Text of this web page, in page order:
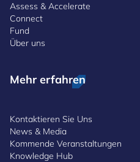
Assess & Accelerate
Connect
Fund
Über uns
Mehr erfahren
Kontaktieren Sie Uns
News & Media
Kommende Veranstaltungen
Knowledge Hub